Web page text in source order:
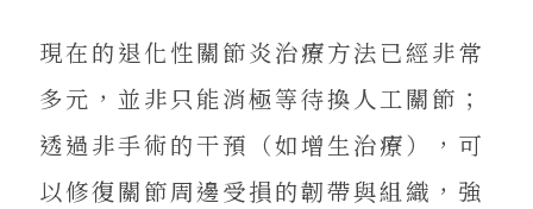
現在的退化性關節炎治療方法已經非常
多元，並非只能消極等待換人工關節；
透過非手術的干預（如增生治療），可
以修復關節周邊受損的韌帶與組織，強